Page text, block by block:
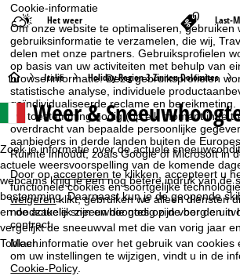
Cookie-informatie
Om onze website te optimaliseren, gebruiken
gebruiksinformatie te verzamelen, die wij,
delen met onze partners. Gebruiksprofielen
op basis van uw activiteiten met behulp van
browserinformatie. Deze gebruiksprofielen
statistische analyse, individuele
geïndividualiseerde reclame en
uw toestemming nodig (op elk moment in te
overdracht van bepaalde persoonlijke
aanbieders in derde landen buiten de
Ruimte inhoudt, zoals Google of Microsoft in
Door opaccepteren te klikken, accepteert u
functionele cookies en soortgelijke
weigerenklikt, gebruiken we alleen diensten
noodzakelijk zijn en die nodig zijn voor de
contract.
Meer informatie over het gebruik van cookies
om uw instellingen te wijzigen, vindt u in de
Cookie-Policy
Het weer Last-
S
t
a
r
t
p
a
Italië Holiday Region 3 Zinnen Dolomites
Weer &
Zoek je informatie over de actuele
actuele weersvoorspelling van de komende
webcams krijg je een nog betere indruk van de
bestemming. Daarnaast kun je de geopende
en de actuele sneeuwhoogtes op de berg en in
vergelijkt de sneeuwval met die van vorig jaar
Toblach.